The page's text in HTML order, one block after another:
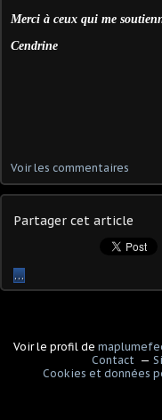
Merci à ceux qui me
Cendrine
Voir les commentaires
Partager cet article
…
Voir le profil de
Contact
Cookies et données